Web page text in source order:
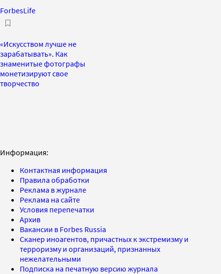
ForbesLife
«Искусством лучше не
зарабатывать». Как
знаменитые фотографы
монетизируют свое
творчество
Информация:
Контактная информация
Правила обработки
Реклама в журнале
Реклама на сайте
Условия перепечатки
Архив
Вакансии в Forbes Russia
Сканер иноагентов, причастных к экстремизму и
терроризму и организаций, признанных
нежелательными
Подписка на печатную версию журнала